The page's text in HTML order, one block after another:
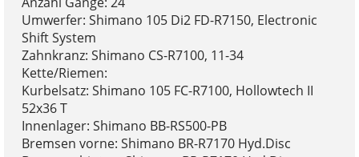
Umwerfer: Shimano 105 Di2 FD-R7150, Electronic
Shift System
Zahnkranz: Shimano CS-R7100, 11-34
Kette/Riemen:
Kurbelsatz: Shimano 105 FC-R7100, Hollowtech II
52x36 T
Innenlager: Shimano BB-RS500-PB
Bremsen vorne: Shimano BR-R7170 Hyd.Disc